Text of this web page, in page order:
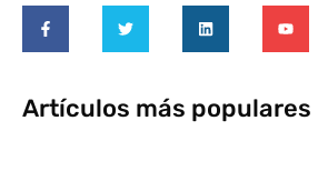
Artículos más populares